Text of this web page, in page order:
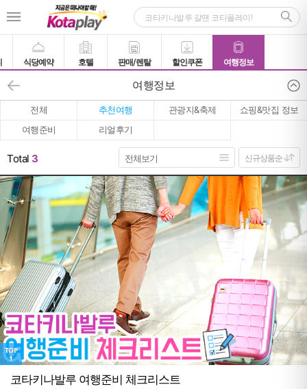
식당예약 호텔 판매/렌탈 할인쿠폰 여행정보
여행정보
전체 추천여행 관광지&축제
쇼핑&맛집 정보
여행준비
리얼후기
Total 3
TOP
1
코타키나발루 여행준비 체크리스트